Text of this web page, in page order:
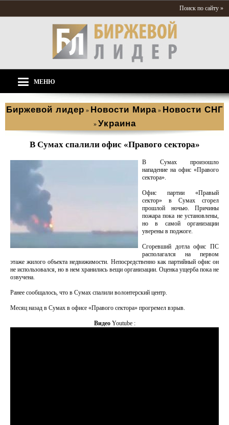
Поиск по сайту »
МЕНЮ
Биржевой лидер » Новости Мира » Новости СНГ
» Украина
В Сумах спалили офис «Правого сектора»
В Сумах произошло
нападение на офис «Правого
сектора».
Офис партии «Правый
сектор» в Сумах сгорел
прошлой ночью. Причины
пожара пока не установлены,
но в самой организации
уверены в поджоге.
Сгоревший дотла офис ПС
располагался на первом
этаже жилого объекта недвижимости. Непосредственно как партийный офис он
не использовался, но в нем хранились вещи организации. Оценка ущерба пока не
озвучена.
Ранее сообщалось, что в Сумах спалили волонтерский центр.
Месяц назад в Сумах в офисе «Правого сектора» прогремел взрыв.
ВидеоYoutube :